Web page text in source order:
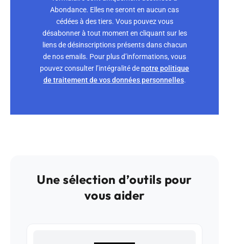
Abondance. Elles ne seront en aucun cas
cédées à des tiers. Vous pouvez vous
désabonner à tout moment en cliquant sur les
liens de désinscriptions présents dans chacun
de nos emails. Pour plus d’informations, vous
pouvez consulter l’intégralité denotre politique
de traitement de vos données personnelles.
Une sélection d’outils pour
vous aider